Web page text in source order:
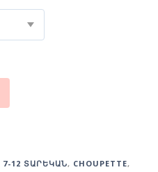
7-12 ՏԱՐԵԿԱՆ, CHOUPETTE,